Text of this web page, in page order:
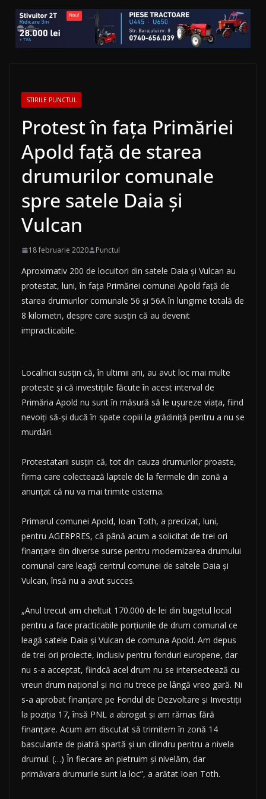
STIRILE PUNCTUL
Protest în faţa Primăriei
Apold faţă de starea
drumurilor comunale
spre satele Daia şi
Vulcan
18 februarie 2020 Punctul
Aproximativ 200 de locuitori din satele Daia şi Vulcan au
protestat, luni, în faţa Primăriei comunei Apold faţă de
starea drumurilor comunale 56 şi 56A în lungime totală de
8 kilometri, despre care susţin că au devenit
impracticabile.
Localnicii susţin că, în ultimii ani, au avut loc mai multe
proteste şi că investiţiile făcute în acest interval de
Primăria Apold nu sunt în măsură să le uşureze viaţa, fiind
nevoiţi să-şi ducă în spate copiii la grădiniţă pentru a nu se
murdări.
Protestatarii susţin că, tot din cauza drumurilor proaste,
firma care colectează laptele de la fermele din zonă a
anunţat că nu va mai trimite cisterna.
Primarul comunei Apold, Ioan Toth, a precizat, luni,
pentru AGERPRES, că până acum a solicitat de trei ori
finanţare din diverse surse pentru modernizarea drumului
comunal care leagă centrul comunei de saltele Daia şi
Vulcan, însă nu a avut succes.
„Anul trecut am cheltuit 170.000 de lei din bugetul local
pentru a face practicabile porţiunile de drum comunal ce
leagă satele Daia şi Vulcan de comuna Apold. Am depus
de trei ori proiecte, inclusiv pentru fonduri europene, dar
nu s-a acceptat, fiindcă acel drum nu se intersectează cu
vreun drum naţional şi nici nu trece pe lângă vreo gară. Ni
s-a aprobat finanţare pe Fondul de Dezvoltare şi Investiţii
la poziţia 17, însă PNL a abrogat şi am rămas fără
finanţare. Acum am discutat să trimitem în zonă 14
basculante de piatră spartă şi un cilindru pentru a nivela
drumul. (…) În fiecare an pietruim şi nivelăm, dar
primăvara drumurile sunt la loc”, a arătat Ioan Toth.